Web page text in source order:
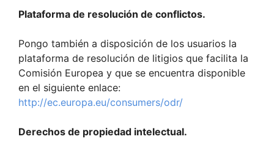
Plataforma de resolución de conflictos.
Pongo también a disposición de los usuarios la
plataforma de resolución de litigios que facilita la
Comisión Europea y que se encuentra disponible
en el siguiente enlace:
http://ec.europa.eu/consumers/odr/
Derechos de propiedad intelectual.